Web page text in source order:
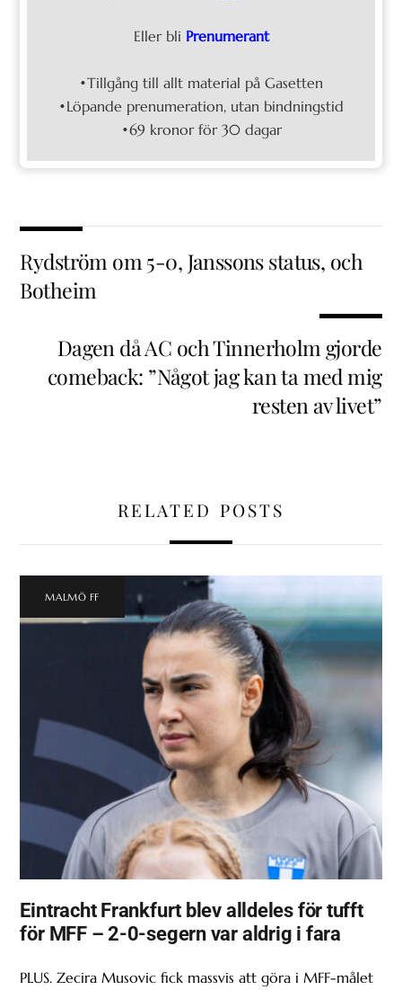
Eller bli Prenumerant
•Tillgång till allt material på Gasetten
•Löpande prenumeration, utan bindningstid
•69 kronor för 30 dagar
Rydström om 5-0, Janssons status, och
Botheim
Dagen då AC och Tinnerholm gjorde
comeback: ”Något jag kan ta med mig
resten av livet”
RELATED POSTS
MALMÖ FF
Eintracht Frankfurt blev alldeles för tufft
för MFF – 2-0-segern var aldrig i fara
PLUS. Zecira Musovic fick massvis att göra i MFF-målet